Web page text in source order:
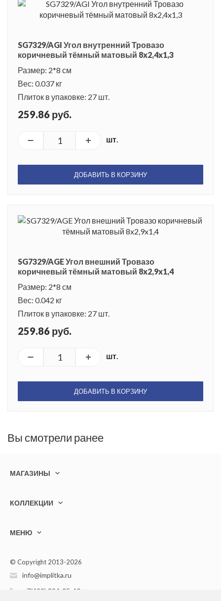
SG7329/AGI Угол внутренний Тровазо
коричневый тёмный матовый 8x2,4x1,3
Размер: 2*8 см
Вес: 0.037 кг
Плиток в упаковке: 27 шт.
259.86 руб.
шт.
ДОБАВИТЬ В КОРЗИНУ
SG7329/AGE Угол внешний Тровазо
коричневый тёмный матовый 8x2,9x1,4
Размер: 2*8 см
Вес: 0.042 кг
Плиток в упаковке: 27 шт.
259.86 руб.
шт.
ДОБАВИТЬ В КОРЗИНУ
Вы смотрели ранее
МАГАЗИНЫ
КОЛЛЕКЦИИ
МЕНЮ
© Copyright 2013-2026
info@implitka.ru
+7(499) 394-05-40